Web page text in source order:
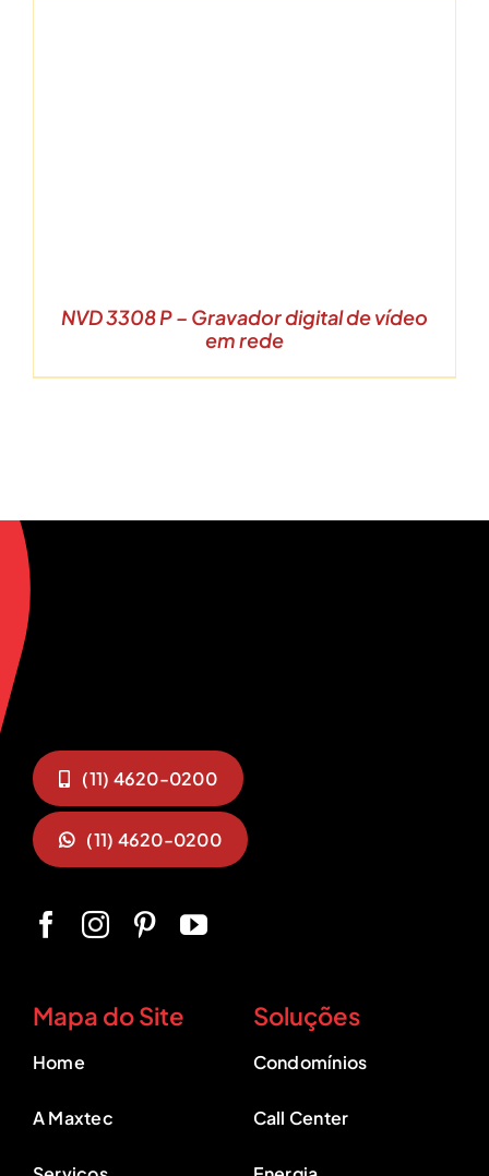
NVD 3308 P – Gravador digital de vídeo
em rede
(11) 4620-0200
(11) 4620-0200
Mapa do Site
Home
A Maxtec
Soluções
Condomínios
Call Center